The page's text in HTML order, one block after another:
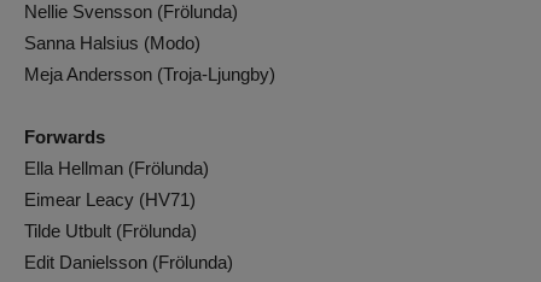
Nellie Svensson (Frölunda)
Sanna Halsius (Modo)
Meja Andersson (Troja-Ljungby)
Forwards
Ella Hellman (Frölunda)
Eimear Leacy (HV71)
Tilde Utbult (Frölunda)
Edit Danielsson (Frölunda)